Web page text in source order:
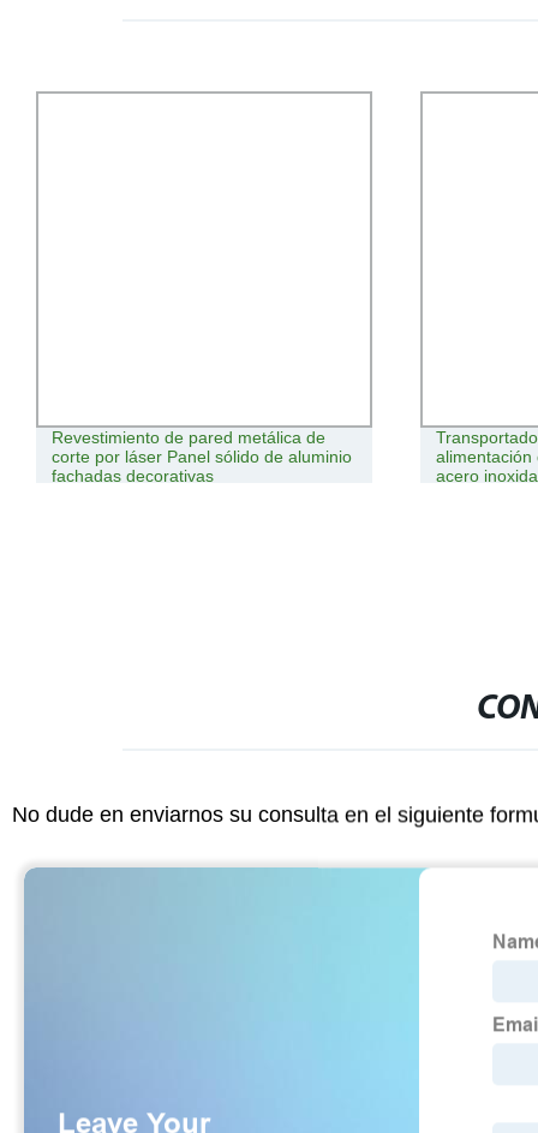
Revestimiento de pared metálica de
corte por láser Panel sólido de aluminio
fachadas decorativas
alimentación
acero
No dude en enviarnos su consulta en el siguiente